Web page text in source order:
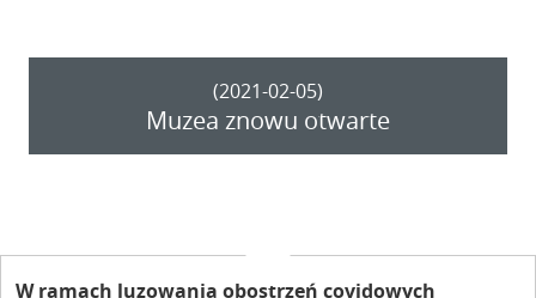
(2021-02-05)
Muzea znowu otwarte
W ramach luzowania obostrzeń covidowych